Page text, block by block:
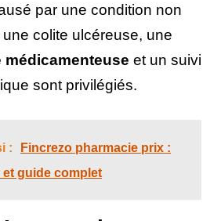
par une condition non
colite ulcéreuse, une
médicamenteuse et un suivi
sont privilégiés.
:
Fincrezo pharmacie prix :
guide complet